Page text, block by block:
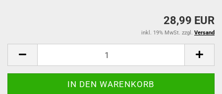
28,99 EUR
inkl. 19% MwSt. zzgl. Versand